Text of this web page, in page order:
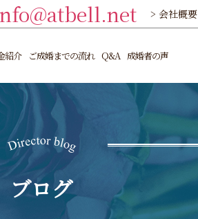
> 会社概要
紹介 ご成婚までの流れ Q&A 成婚者の声
ブログ